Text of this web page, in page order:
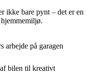
ikke bare pynt – det er en
arbejde på garagen
bilen til kreativt